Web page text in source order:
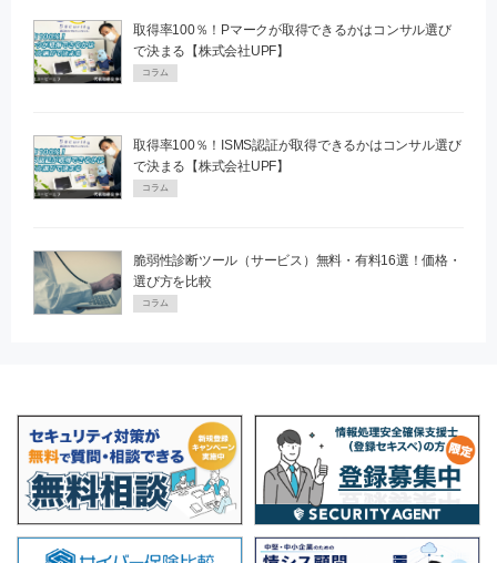
取得率100％！Pマークが取得できるかはコンサル選び
で決まる【株式会社UPF】
コラム
取得率100％！ISMS認証が取得できるかはコンサル選び
で決まる【株式会社UPF】
コラム
脆弱性診断ツール（サービス）無料・有料16選！価格・
選び方を比較
コラム